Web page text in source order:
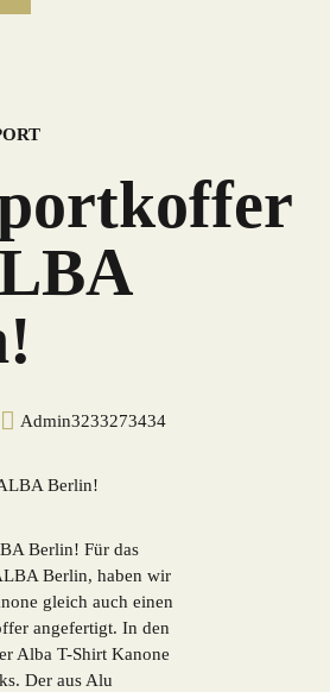
Admin3233273434
Berlin! Für das
Berlin, haben wir
gleich auch einen
angefertigt. In den
Alba T-Shirt Kanone
Der aus Alu